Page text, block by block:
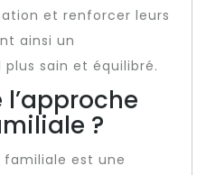
et renforcer leurs
ainsi un
sain et équilibré.
l’approche
?
familiale est une